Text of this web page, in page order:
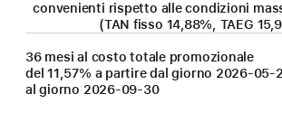
convenienti rispetto alle condizioni
(TAN fisso 14,88%, TAEG
36 mesi al costo totale promozionale
del 11,57% a partire dal giorno 2026-05-
al giorno 2026-09-30